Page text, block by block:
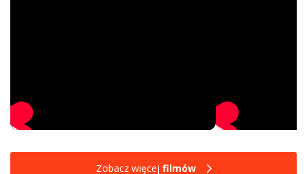
Zobacz więcej filmów